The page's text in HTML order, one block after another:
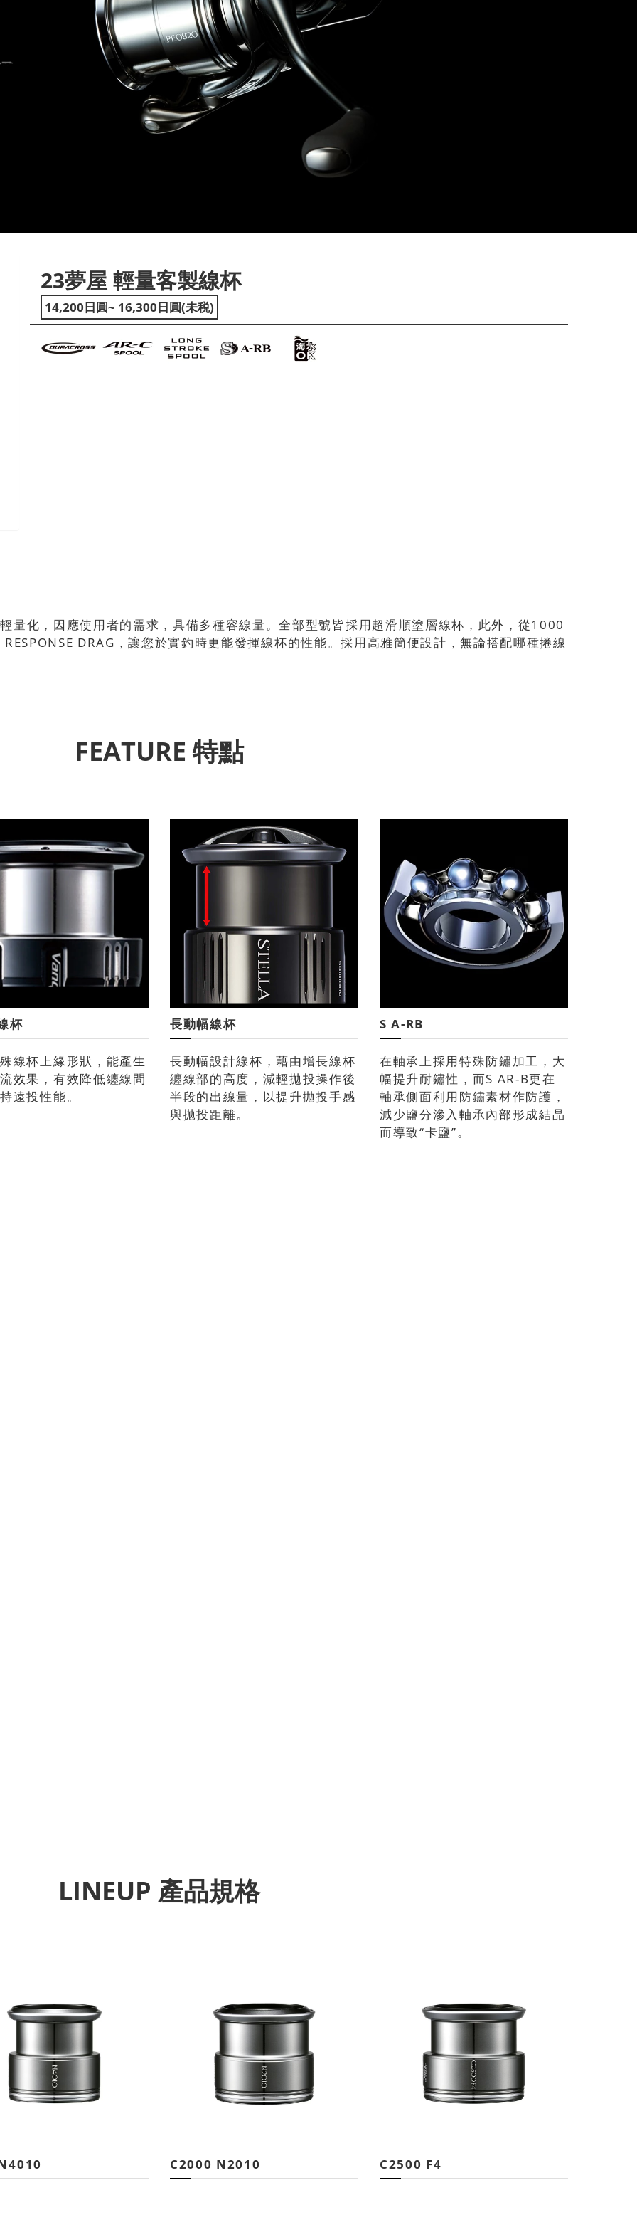
23夢屋 輕量客製線杯
14,200日圓~ 16,300日圓(未税)
量化，因應使用者的需求，具備多種容線量。全部型號皆採用超滑順塗層線杯，此外，從1000
DRAG，讓您於實釣時更能發揮線杯的性能。採用高雅簡便設計，無論搭配哪種捲線
FEATURE 特點
杯
線杯上緣形狀，能產生
效果，有效降低纏線問
遠投性能。
長動幅線杯
長動幅設計線杯，藉由增長線杯
纏線部的高度，減輕拋投操作後
半段的出線量，以提升拋投手感
與拋投距離。
S A-RB
在軸承上採用特殊防鏽加工，大
幅提升耐鏽性，而S AR-B更在
軸承側面利用防鏽素材作防護，
減少鹽分滲入軸承內部形成結晶
而導致“卡鹽”。
LINEUP 產品規格
C2000 N2010 C2500 F4